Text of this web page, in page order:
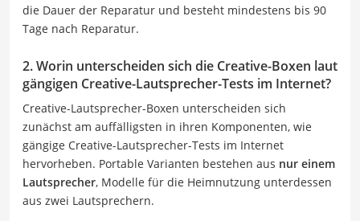
die Dauer der Reparatur und besteht mindestens bis 90
Tage nach Reparatur.
2. Worin unterscheiden sich die Creative-Boxen laut
gängigen Creative-Lautsprecher-Tests im Internet?
Creative-Lautsprecher-Boxen unterscheiden sich
zunächst am auffälligsten in ihren Komponenten, wie
gängige Creative-Lautsprecher-Tests im Internet
hervorheben. Portable Varianten bestehen aus nur einem
Lautsprecher, Modelle für die Heimnutzung unterdessen
aus zwei Lautsprechern.